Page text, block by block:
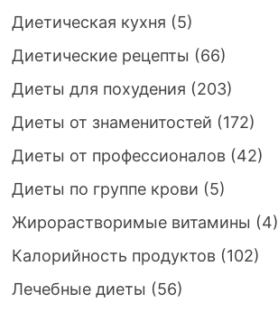
Диетическая кухня (5)
Диетические рецепты (66)
Диеты для похудения (203)
Диеты от знаменитостей (172)
Диеты от профессионалов(42)
Диеты по группе крови (5)
Жирорастворимые витамины (4)
Калорийность продуктов(102)
Лечебные диеты (56)